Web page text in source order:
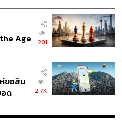
Age
201
ขอสิน
อด
2.7K